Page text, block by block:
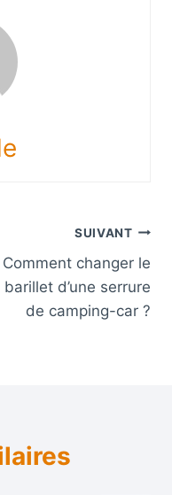
SUIVANT
Comment changer le
barillet d’une serrure
de camping-car ?